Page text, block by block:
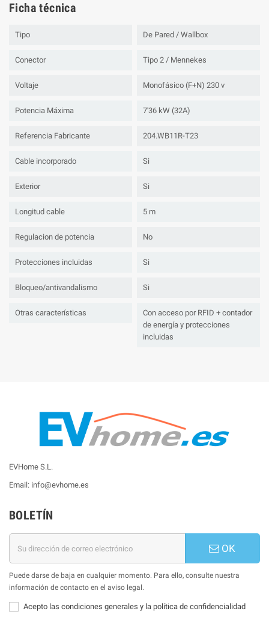
Ficha técnica
Tipo De Pared / Wallbox
Conector Tipo 2 / Mennekes
Voltaje Monofásico (F+N) 230 v
Potencia Máxima 7'36 kW (32A)
Referencia Fabricante 204.WB11R-T23
Cable incorporado Si
Exterior Si
Longitud cable 5 m
Regulacion de potencia No
Protecciones incluidas Si
Bloqueo/antivandalismo Si
Otras características
Con acceso por RFID + contador
de energía y protecciones
incluidas
EVHome S.L.
Email: info@evhome.es
BOLETÍN
OK
Puede darse de baja en cualquier momento. Para ello, consulte nuestra
información de contacto en el aviso legal.
Acepto las condiciones generales y la política de confidencialidad